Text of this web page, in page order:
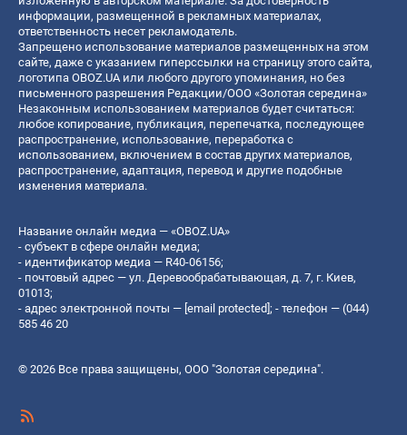
информации, размещенной в рекламных материалах,
ответственность несет рекламодатель.
Запрещено использование материалов размещенных на этом
сайте, даже с указанием гиперссылки на страницу этого сайта,
логотипа OBOZ.UA или любого другого упоминания, но без
письменного разрешения Редакции/ООО «Золотая середина»
Незаконным использованием материалов будет считаться:
любое копирование, публикация, перепечатка, последующее
распространение, использование, переработка с
использованием, включением в состав других материалов,
распространение, адаптация, перевод и другие подобные
изменения материала.
Название онлайн медиа — «OBOZ.UA»
- субъект в сфере онлайн медиа;
- идентификатор медиа — R40-06156;
- почтовый адрес — ул. Деревообрабатывающая, д. 7, г. Киев,
01013;
- адрес электронной почты — [email protected] ; - телефон — (044)
585 46 20
© 2026 Все права защищены, ООО "Золотая середина".